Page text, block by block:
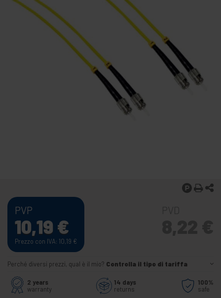
PVP
10,19 €
Prezzo con IVA: 10,19 €
Perché diversi prezzi, qual è il mio? Controlla il tipo di tariffa
2 years
warranty
14 days
returns
100%
safe